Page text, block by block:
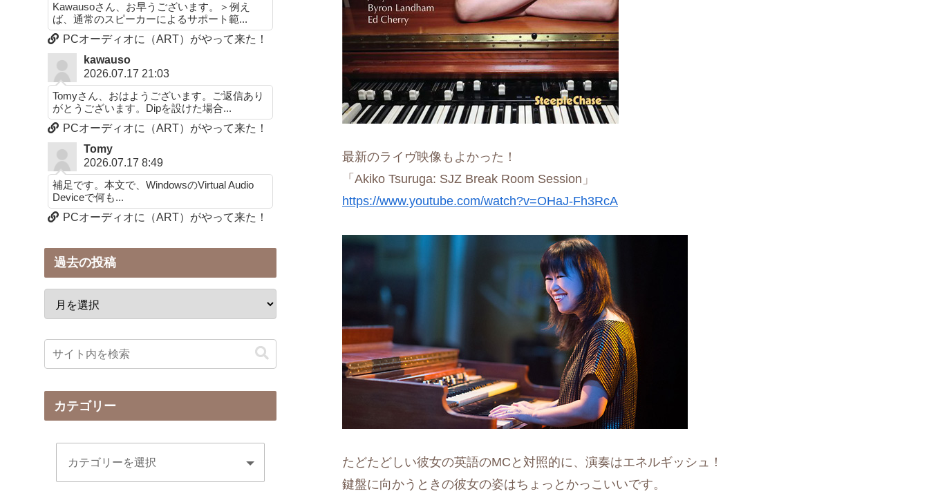
最新のライヴ映像もよかった！
「Akiko Tsuruga: SJZ Break Room Session」
https://www.youtube.com/watch?v=OHaJ-Fh3RcA
たどたどしい彼女の英語のMCと対照的に、演奏はエネルギッシュ！
鍵盤に向かうときの彼女の姿はちょっとかっこいいです。
Kawausoさん、お早うございます。＞例え
ば、通常のスピーカーによるサポート範...
PCオーディオに（ART）がやって来た！
kawauso
2026.07.17 21:03
Tomyさん、おはようございます。ご返信あり
がとうございます。Dipを設けた場合...
PCオーディオに（ART）がやって来た！
Tomy
2026.07.17 8:49
補足です。本文で、WindowsのVirtual Audio
Deviceで何も...
PCオーディオに（ART）がやって来た！
過去の投稿
カテゴリー